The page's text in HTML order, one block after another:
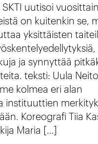
uutisoi
on kuitenkin se,
yksittäisten
ja synnyttää
teksti: Uula
kolmea eri alan
instituuttien
Koreografi Tiia
Maria […]